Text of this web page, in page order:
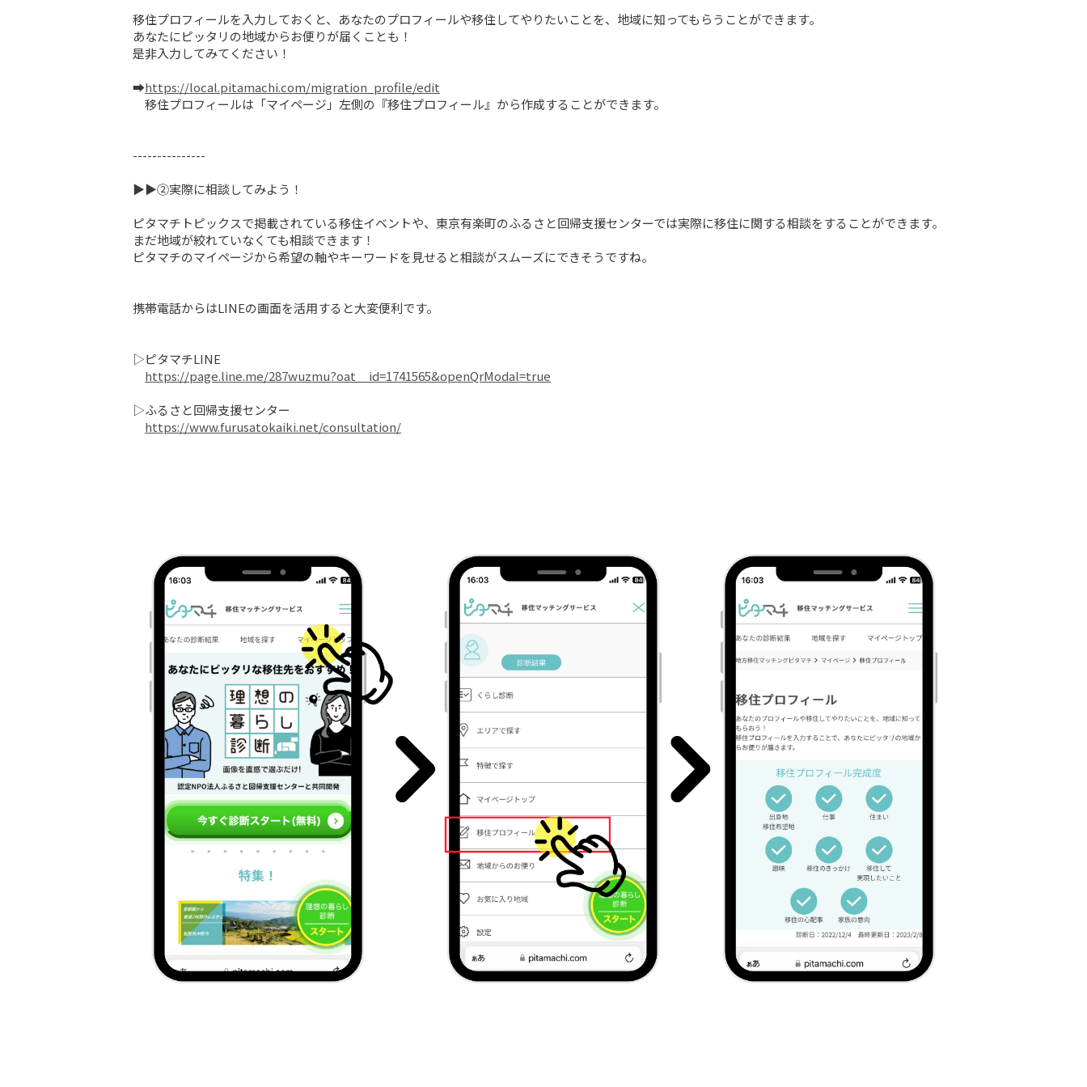
移住プロフィールを入力しておくと、あなたのプロフィールや移住してやりたいことを、地域に知ってもらうことができます。
あなたにピッタリの地域からお便りが届くことも！
是非入力してみてください！
➡https://local.pitamachi.com/migration_profile/edit
移住プロフィールは「マイページ」左側の『移住プロフィール』から作成することができます。
---------------
▶▶②実際に相談してみよう！
ピタマチトピックスで掲載されている移住イベントや、東京有楽町のふるさと回帰支援センターでは実際に移住に関する相談をすることができます。
まだ地域が絞れていなくても相談できます！
ピタマチのマイページから希望の軸やキーワードを見せると相談がスムーズにできそうですね。
携帯電話からはLINEの画面を活用すると大変便利です。
▷ピタマチLINE
https://page.line.me/287wuzmu?oat__id=1741565&openQrModal=true
▷ふるさと回帰支援センター
https://www.furusatokaiki.net/consultation/